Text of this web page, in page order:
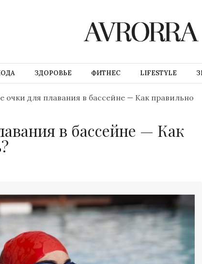
ЗДОРОВЬЕ ФИТНЕС LIFESTYLE
очки для плавания в бассейне — Как правильно
в бассейне — Как